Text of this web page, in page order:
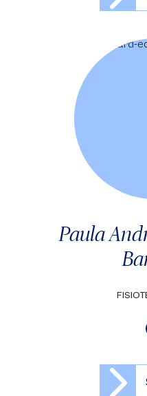
Paula